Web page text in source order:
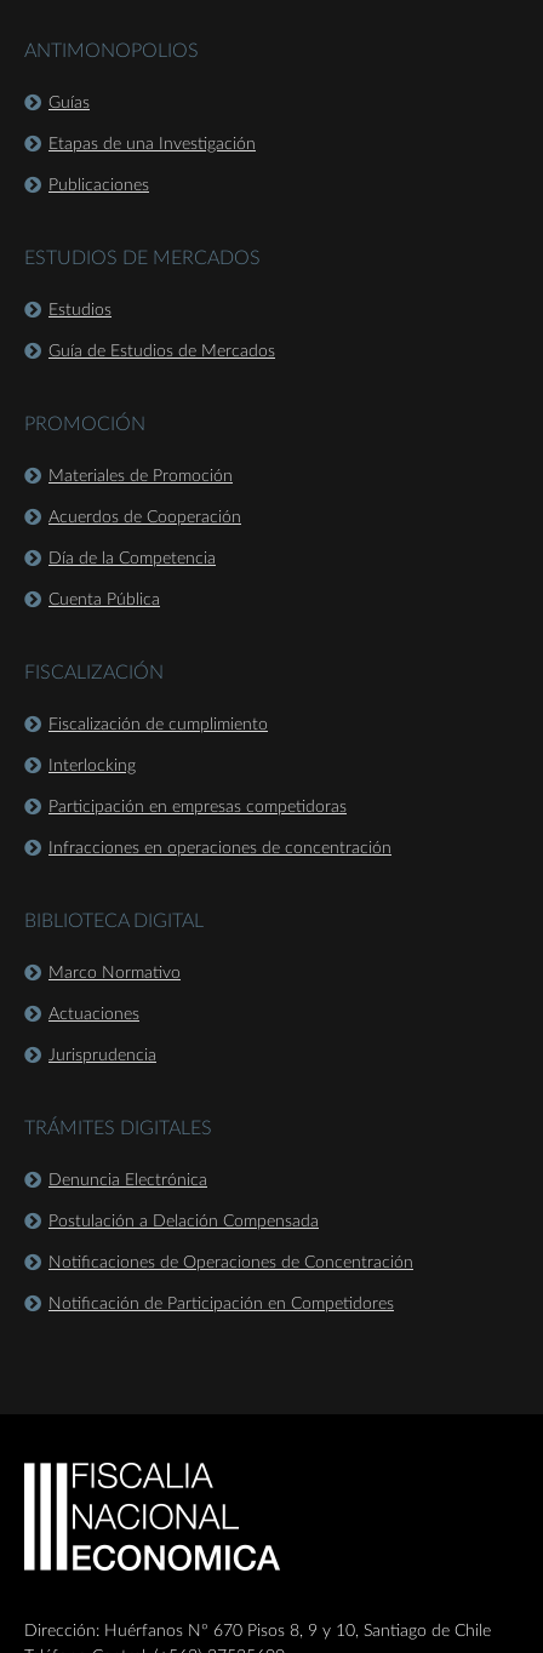
ANTIMONOPOLIOS
Guías
Etapas de una Investigación
Publicaciones
ESTUDIOS DE MERCADOS
Estudios
Guía de Estudios de Mercados
PROMOCIÓN
Materiales de Promoción
Acuerdos de Cooperación
Día de la Competencia
Cuenta Pública
FISCALIZACIÓN
Fiscalización de cumplimiento
Interlocking
Participación en empresas competidoras
Infracciones en operaciones de concentración
BIBLIOTECA DIGITAL
Marco Normativo
Actuaciones
Jurisprudencia
TRÁMITES DIGITALES
Denuncia Electrónica
Postulación a Delación Compensada
Notificaciones de Operaciones de Concentración
Notificación de Participación en Competidores
Dirección: Huérfanos Nº 670 Pisos 8, 9 y 10, Santiago de Chile